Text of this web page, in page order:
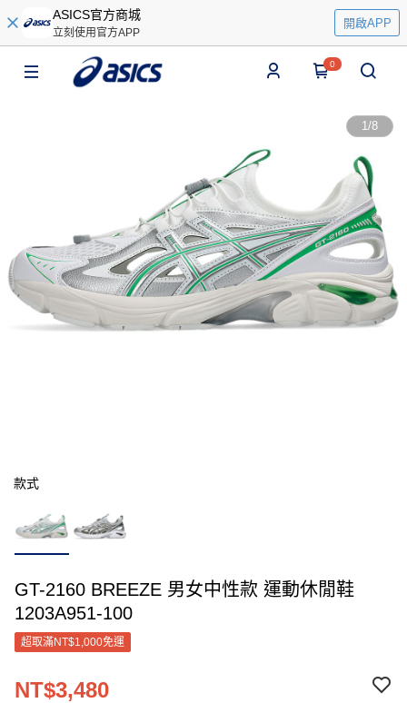
ASICS官方商城
立刻使用官方APP
開啟APP
0
1/8
款式
GT-2160 BREEZE 男女中性款 運動休閒鞋
1203A951-100
超取滿NT$1,000免運
NT$3,480